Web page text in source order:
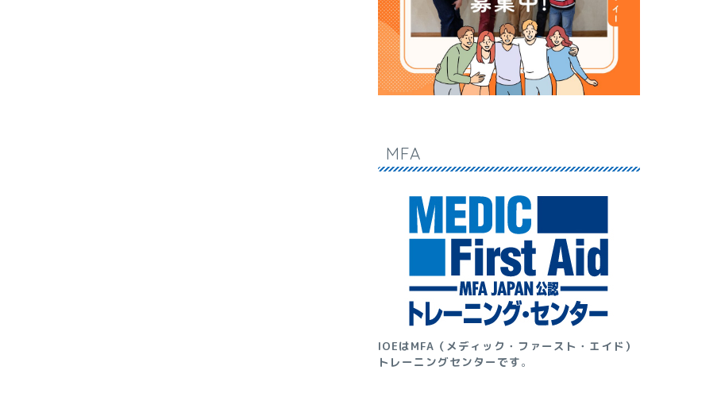
MFA
IOEはMFA（メディック・ファースト・エイド）
トレーニングセンターです。